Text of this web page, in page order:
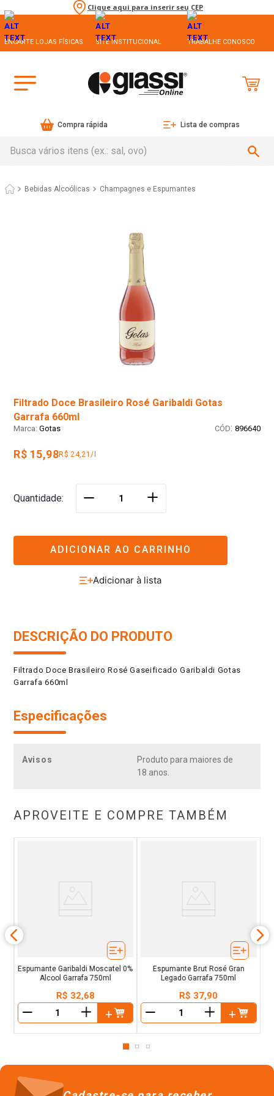
Clique aqui para inserir seu CEP
ENCARTE LOJAS FÍSICAS SITE INSTITUCIONAL TRABALHE CONOSCO
Compra rápida Lista de compras
Bebidas Alcoólicas Champagnes e Espumantes
Filtrado Doce Brasileiro Rosé Garibaldi Gotas
Garrafa 660ml
Gotas : 896640
R$ 15,98R$ 24,21/l
Quantidade ＋
ADICIONAR AO CARRINHO
DESCRIÇÃO DO PRODUTO
Filtrado Doce Brasileiro Rosé Gaseificado Garibaldi Gotas
Garrafa 660ml
Especificações
Avisos
Produto para maiores de
18 anos.
APROVEITE E COMPRE TAMBÉM
Espumante Garibaldi Moscatel 0%
Alcool Garrafa 750ml
R$ 32,68
＋
Espumante Brut Rosé Gran
Legado Garrafa 750ml
R$ 37,90
＋